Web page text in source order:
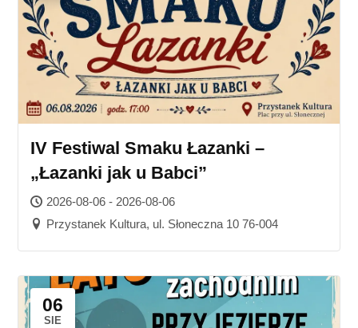
IV Festiwal Smaku Łazanki –
„Łazanki jak u Babci”
2026-08-06 - 2026-08-06
Przystanek Kultura, ul. Słoneczna 10 76-004
06
SIE